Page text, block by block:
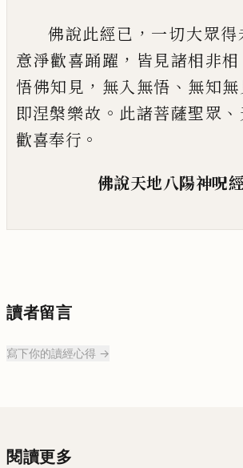
佛說此經已 ， 一切大眾得
意淨歡喜踊躍 ， 皆見諸相非相
悟佛知見 ， 無入無悟 、 無知無
即涅槃樂故 。 此諸菩薩聖眾 、
歡喜奉行 。
佛說天地八陽神呪
讀者留言
寫下你的讀經心得 →
閱讀更多